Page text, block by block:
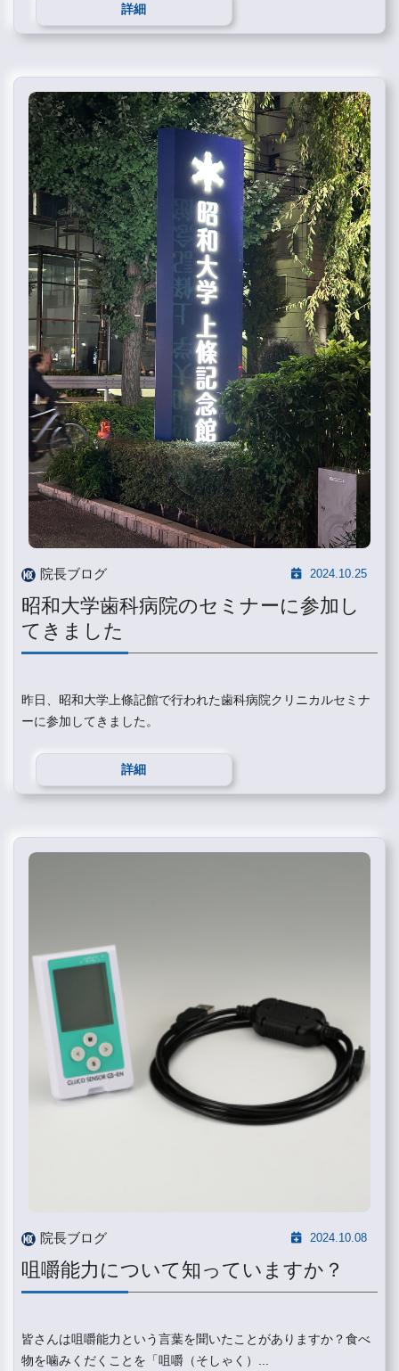
詳細
院長ブログ 2024.10.25
昭和大学歯科病院のセミナーに参加し
てきました
昨日、昭和大学上條記館で行われた歯科病院クリニカルセミナ
ーに参加してきました。
詳細
院長ブログ 2024.10.08
咀嚼能力について知っていますか？
皆さんは咀嚼能力という言葉を聞いたことがありますか？食べ
物を噛みくだくことを「咀嚼（そしゃく）...